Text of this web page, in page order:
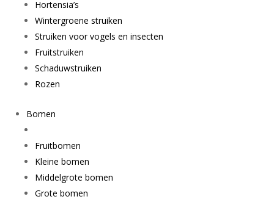
Hortensia’s
Wintergroene struiken
Struiken voor vogels en insecten
Fruitstruiken
Schaduwstruiken
Rozen
Bomen
Fruitbomen
Kleine bomen
Middelgrote bomen
Grote bomen